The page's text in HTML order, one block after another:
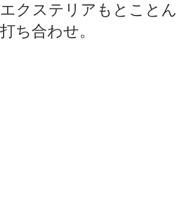
エクステリアもとことん
打ち合わせ。